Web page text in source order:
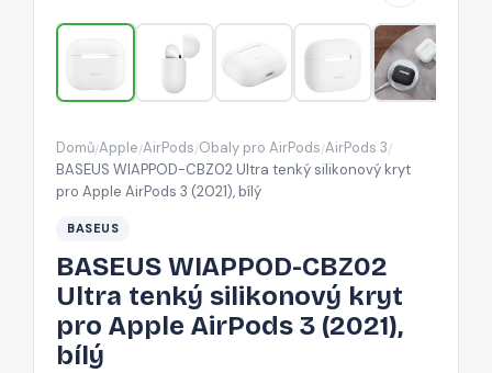
kryt
pro
Apple
AirPods
(2021),
bílý
Domů/Apple/AirPods/Obaly pro AirPods/AirPods 3/
BASEUS WIAPPOD-CBZ02 Ultra tenký silikonový kryt
pro Apple AirPods 3 (2021), bílý
BASEUS
BASEUS WIAPPOD-CBZ02
Ultra tenký silikonový kryt
pro Apple AirPods 3 (2021),
bílý